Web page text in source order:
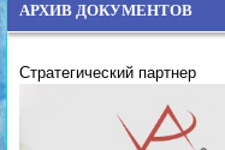
АРХИВ ДОКУМЕНТОВ
Стратегический партнер